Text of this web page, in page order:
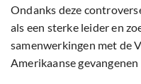
Ondanks deze
als een sterke leider en
samenwerkingen met de
Amerikaanse